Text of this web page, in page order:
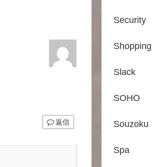
返信
Security
Shopping
Slack
SOHO
Souzoku
Spa